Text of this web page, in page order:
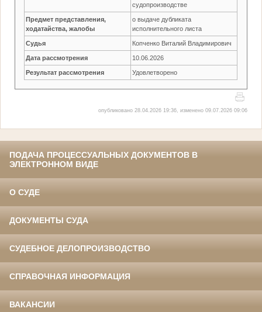
судопроизводстве
Предмет представления,
ходатайства, жалобы
о выдаче дубликата
исполнительного листа
Судья Копченко Виталий Владимирович
Дата рассмотрения 10.06.2026
Результат рассмотрения Удовлетворено
опубликовано 28.04.2026 19:36, изменено 09.07.2026 09:06
ПОДАЧА ПРОЦЕССУАЛЬНЫХ ДОКУМЕНТОВ В
ЭЛЕКТРОННОМ ВИДЕ
О СУДЕ
ДОКУМЕНТЫ СУДА
СУДЕБНОЕ ДЕЛОПРОИЗВОДСТВО
СПРАВОЧНАЯ ИНФОРМАЦИЯ
ВАКАНСИИ